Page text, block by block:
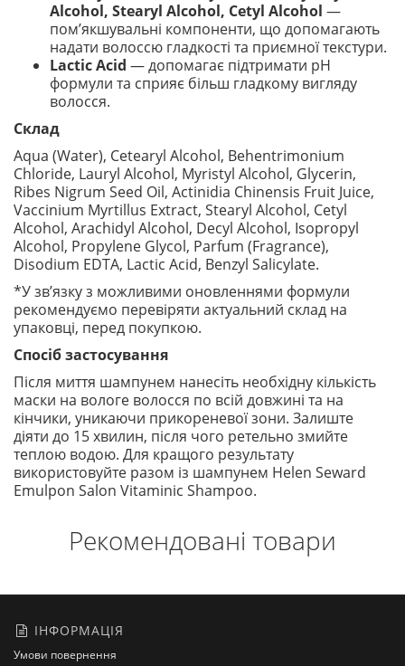
Alcohol, Stearyl Alcohol, Cetyl Alcohol —
пом’якшувальні компоненти, що допомагають
надати волоссю гладкості та приємної текстури.
Lactic Acid — допомагає підтримати pH
формули та сприяє більш гладкому вигляду
волосся.
Склад
Aqua (Water), Cetearyl Alcohol, Behentrimonium
Chloride, Lauryl Alcohol, Myristyl Alcohol, Glycerin,
Ribes Nigrum Seed Oil, Actinidia Chinensis Fruit Juice,
Vaccinium Myrtillus Extract, Stearyl Alcohol, Cetyl
Alcohol, Arachidyl Alcohol, Decyl Alcohol, Isopropyl
Alcohol, Propylene Glycol, Parfum (Fragrance),
Disodium EDTA, Lactic Acid, Benzyl Salicylate.
*У зв’язку з можливими оновленнями формули
рекомендуємо перевіряти актуальний склад на
упаковці, перед покупкою.
Спосіб застосування
Після миття шампунем нанесіть необхідну кількість
маски на вологе волосся по всій довжині та на
кінчики, уникаючи прикореневої зони. Залиште
діяти до 15 хвилин, після чого ретельно змийте
теплою водою. Для кращого результату
використовуйте разом із шампунем Helen Seward
Emulpon Salon Vitaminic Shampoo.
Рекомендовані товари
ІНФОРМАЦІЯ
Умови повернення